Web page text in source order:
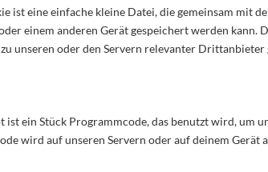
ist eine einfache kleine Datei, die gemeinsam mit
einem anderen Gerät gespeichert werden
zu unseren oder den Servern relevanter Drittanbieter
ist ein Stück Programmcode, das benutzt wird,
wird auf unseren Servern oder auf deinem Gerät